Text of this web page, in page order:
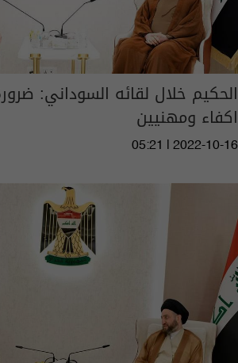
الحكيم خلال لقائه السوداني:
اكفاء ومهنيين
05:21 | 2022-10-16